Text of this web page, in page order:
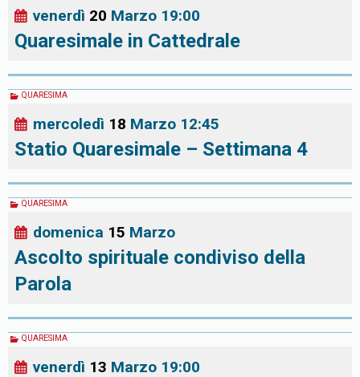
venerdì 20 Marzo 19:00
Quaresimale in Cattedrale
QUARESIMA
mercoledì 18 Marzo 12:45
Statio Quaresimale – Settimana 4
QUARESIMA
domenica 15 Marzo
Ascolto spirituale condiviso della
Parola
QUARESIMA
venerdì 13 Marzo 19:00